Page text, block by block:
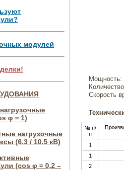
модулей
φ = 1)
нагрузочные
(6.3 / 10.5 кВ)
(cos φ = 0,2 –
Мощность:
Скорость
№ п/
п
1
1
2